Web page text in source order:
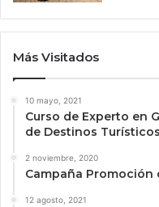
Más Visitados
10 mayo, 2021
Curso de Experto en
de Destinos Turísticos
2 noviembre, 2020
Campaña Promoción
12 agosto, 2021